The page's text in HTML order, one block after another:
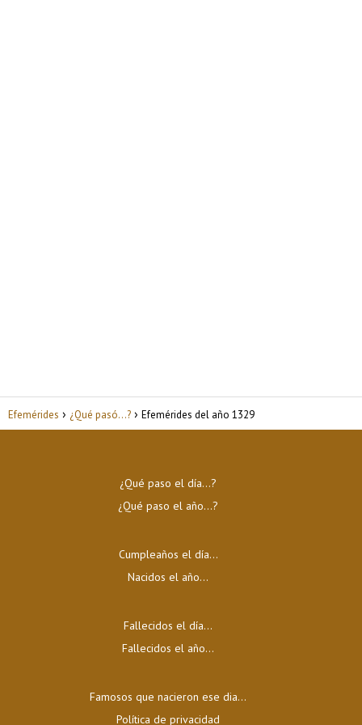
Efemérides ¿Qué pasó...? Efemérides del año 1329
¿Qué paso el día…?
¿Qué paso el año…?
Cumpleaños el día…
Nacidos el año…
Fallecidos el día…
Fallecidos el año…
Famosos que nacieron ese dia...
Política de privacidad